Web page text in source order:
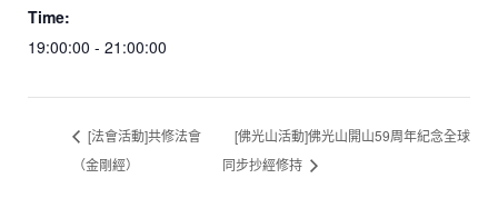
Time:
19:00:00 - 21:00:00
[法會活動]共修法會
（金剛經）
[佛光山活動]佛光山開山59周年紀念全球
同步抄經修持